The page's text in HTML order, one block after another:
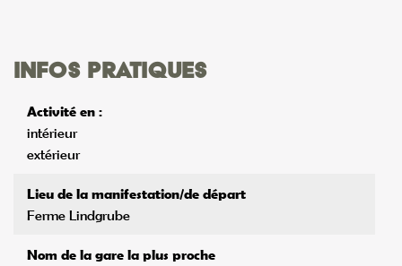
Infos pratiques
Activité en :
intérieur
extérieur
Lieu de la manifestation/de départ
Ferme Lindgrube
Nom de la gare la plus proche